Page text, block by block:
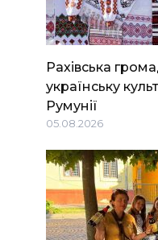
Рахівська
українську
Румунії
05.08.2026